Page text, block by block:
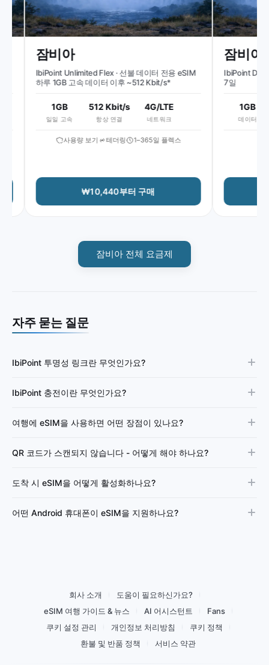
잠비아
IbiPoint Unlimited Flex · 선불 데이터 전용 eSIM
하루 1GB 고속 데이터 이후 ~512 Kbit/s*
1GB
일일 고속
512 Kbit/s
항상 연결
4G/LTE
네트워크
사용량 보기 테더링 1–365일 플렉스
₩10,440부터 구매
잠비아
IbiPoint Data
7일
1GB
데이터
잠비아 전체 요금제
자주 묻는 질문
IbiPoint 투명성 링크란 무엇인가요?
IbiPoint 충전이란 무엇인가요?
여행에 eSIM을 사용하면 어떤 장점이 있나요?
QR 코드가 스캔되지 않습니다 - 어떻게 해야 하나요?
도착 시 eSIM을 어떻게 활성화하나요?
어떤 Android 휴대폰이 eSIM을 지원하나요?
회사 소개
도움이 필요하신가요?
eSIM 여행 가이드 & 뉴스
AI 어시스턴트
Fans
쿠키 설정 관리
개인정보 처리방침
쿠키 정책
환불 및 반품 정책
서비스 약관